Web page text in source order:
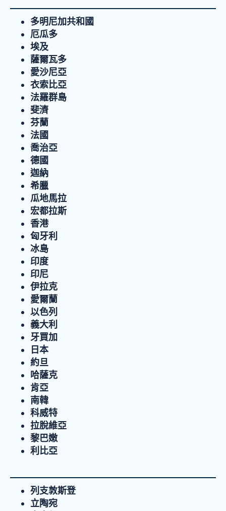
多明尼加共和國
厄瓜多
埃及
薩爾瓦多
愛沙尼亞
衣索比亞
法羅群島
斐濟
芬蘭
法國
喬治亞
德國
迦納
希臘
瓜地馬拉
宏都拉斯
香港
匈牙利
冰島
印度
印尼
伊拉克
愛爾蘭
以色列
義大利
牙買加
日本
約旦
哈薩克
肯亞
南韓
科威特
拉脫維亞
黎巴嫩
利比亞
列支敦斯登
立陶宛